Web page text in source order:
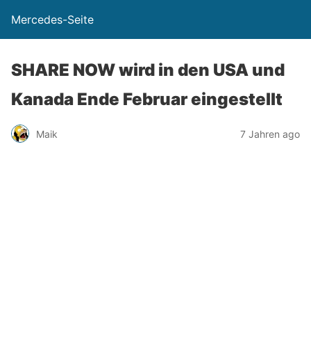
Mercedes-Seite
SHARE NOW wird in den USA und
Kanada Ende Februar eingestellt
Maik 7 Jahren ago